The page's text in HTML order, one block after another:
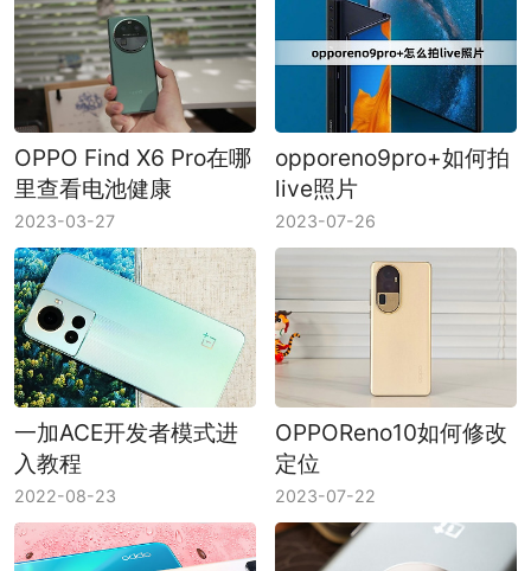
OPPO Find X6 Pro在哪
里查看电池健康
2023-03-27
opporeno9pro+如何拍
live照片
2023-07-26
一加ACE开发者模式进
入教程
2022-08-23
OPPOReno10如何修改
定位
2023-07-22